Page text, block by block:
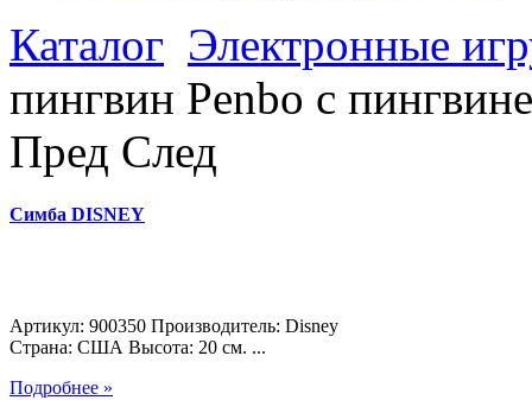
Каталог Электронные
пингвин Penbo с
Пред След
Симба DISNEY
Артикул: 900350 Производитель: Disney
Страна: США Высота: 20 см. ...
Подробнее »